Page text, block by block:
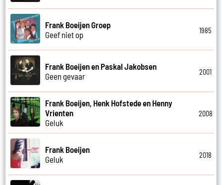
Frank Boeijen Groep
Geef niet op
1985
Frank Boeijen en Paskal Jakobsen
Geen gevaar
2001
Frank Boeijen, Henk Hofstede en Henny
Vrienten
Geluk
2008
Frank Boeijen
Geluk
2018